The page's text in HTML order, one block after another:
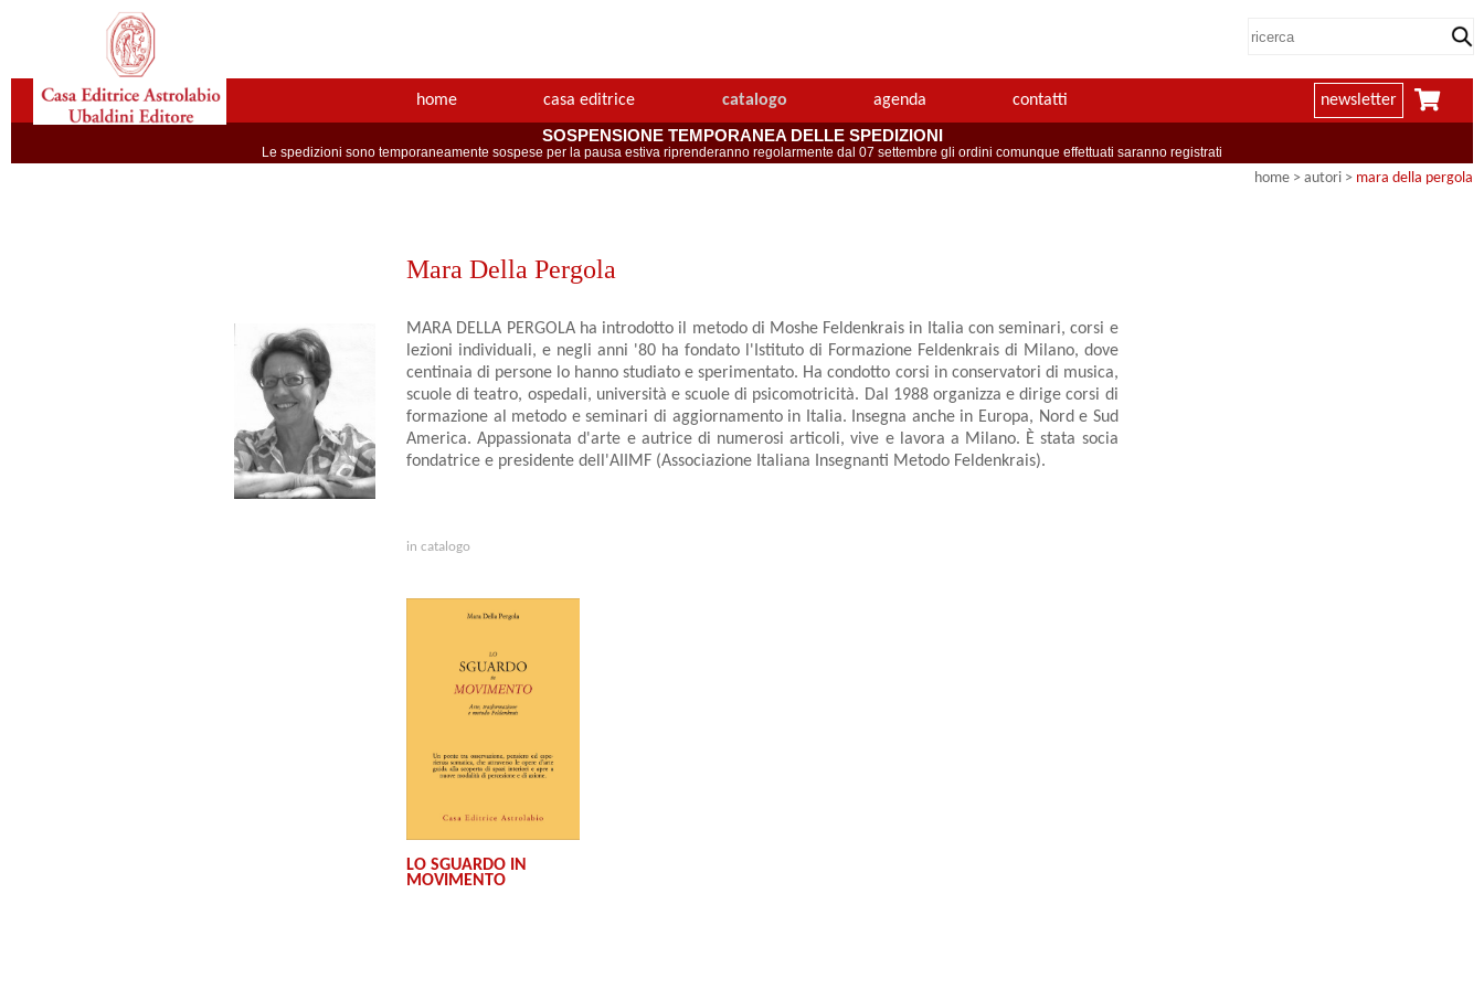
home casa editrice catalogo agenda contatti newsletter
SOSPENSIONE TEMPORANEA DELLE SPEDIZIONI
Le spedizioni sono temporaneamente sospese per la pausa estiva riprenderanno regolarmente dal 07 settembre gli ordini comunque effettuati saranno registrati
home > autori > mara della pergola
Mara Della Pergola
MARA DELLA PERGOLA ha introdotto il metodo di Moshe Feldenkrais in Italia con seminari, corsi e
lezioni individuali, e negli anni '80 ha fondato l'Istituto di Formazione Feldenkrais di Milano, dove
centinaia di persone lo hanno studiato e sperimentato. Ha condotto corsi in conservatori di musica,
scuole di teatro, ospedali, università e scuole di psicomotricità. Dal 1988 organizza e dirige corsi di
formazione al metodo e seminari di aggiornamento in Italia. Insegna anche in Europa, Nord e Sud
America. Appassionata d'arte e autrice di numerosi articoli, vive e lavora a Milano. È stata socia
fondatrice e presidente dell'AIIMF (Associazione Italiana Insegnanti Metodo Feldenkrais).
in catalogo
LO SGUARDO IN
MOVIMENTO